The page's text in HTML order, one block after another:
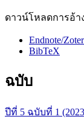
ดาวน์โหลดการอ้า
Endnote/
BibTeX
ฉบับ
ปีที่ 5 ฉบับที่ 1